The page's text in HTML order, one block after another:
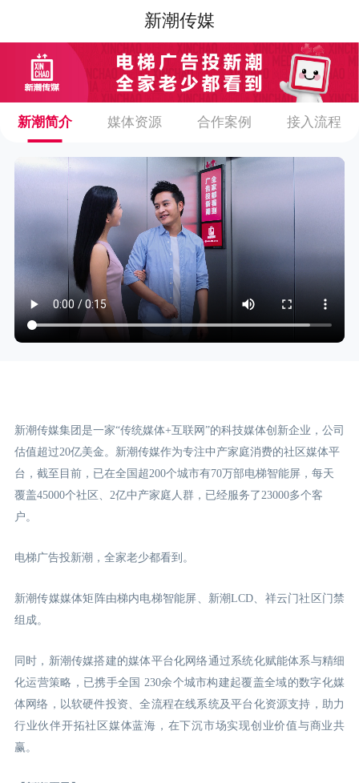
新潮传媒
新潮简介 媒体资源 合作案例 接入流程
新潮传媒集团是一家“传统媒体+互联网”的科技媒体创新企业，公司
估值超过20亿美金。新潮传媒作为专注中产家庭消费的社区媒体平
台，截至目前，已在全国超200个城市有70万部电梯智能屏，每天
覆盖45000个社区、2亿中产家庭人群，已经服务了23000多个客
户。
电梯广告投新潮，全家老少都看到。
新潮传媒媒体矩阵由梯内电梯智能屏、新潮LCD、祥云门社区门禁
组成。
同时，新潮传媒搭建的媒体平台化网络通过系统化赋能体系与精细
化运营策略，已携手全国 230余个城市构建起覆盖全域的数字化媒
体网络，以软硬件投资、全流程在线系统及平台化资源支持，助力
行业伙伴开拓社区媒体蓝海，在下沉市场实现创业价值与商业共
赢。